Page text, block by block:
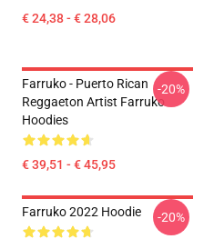
€ 24,38 - € 28,06
Farruko - Puerto Rican
Reggaeton Artist Farruko
Hoodies
€ 39,51 - € 45,95
-20%
Farruko 2022 Hoodie -20%